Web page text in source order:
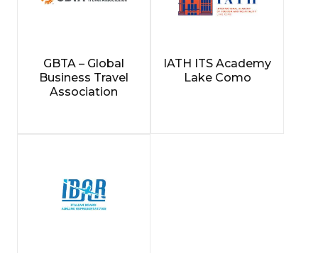
GBTA – Global
Business Travel
Association
IATH ITS Academy
Lake Como